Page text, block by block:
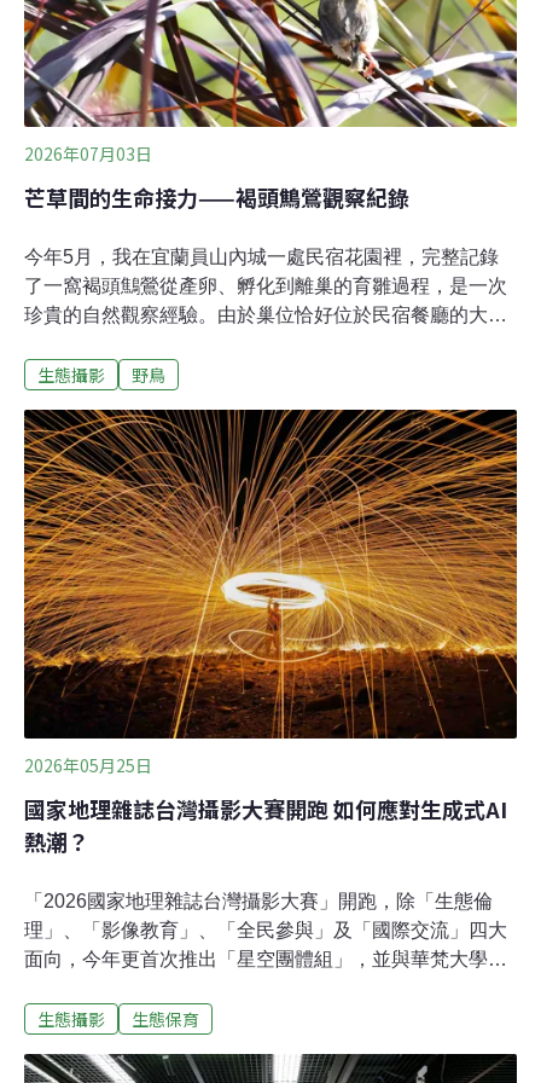
2026年07月03日
芒草間的生命接力——褐頭鷦鶯觀察紀錄
今年5月，我在宜蘭員山內城一處民宿花園裡，完整記錄
了一窩褐頭鷦鶯從產卵、孵化到離巢的育雛過程，是一次
珍貴的自然觀察經驗。由於巢位恰好位於民宿餐廳的大落
驚擾親鳥的情況下，得以長時間記錄牠們的繁殖行為。芒
巢。巢體利用葉片纖維與細草編織而成，由於體積小巧，
且材質顏色與周遭枯芒草相近，巧妙地融入了環境中。即
使距離民宿餐廳的大落地窗不遠，若非刻意尋找，仍難以
察覺其存在。繁殖期間，附近偶有中杜鵑活動，由於褐頭
鷦鶯是中杜鵑常見的寄主之一，因此我特別留意是否出現
托卵現象。然而整個繁殖期間，並未發現異常蛋型或寄生
跡象。親鳥的孵卵策略與行為巢內共有四枚蛋。我原本以
為褐頭鷦鶯會像黑枕藍鶲或朱鸝一樣，需要長時間待在巢
內孵蛋。然而實際觀察後卻發現，親鳥進出巢的時間相當
短暫，往往稍微停留便再度離開。
生態攝影 野鳥
2026年05月25日
國家地理雜誌台灣攝影大賽開跑 如何應對生成式AI
熱潮？
「2026國家地理雜誌台灣攝影大賽」開跑，除「生態倫
理」、「影像教育」、「全民參與」及「國際交流」四大
面向，今年更首次推出「星空團體組」，並與華梵大學首
坊。徵件將於8月31日截止。攝影大賽邁入10週年，面對
地理》雜誌繁體中文版總編輯李永適向《環境資訊中心》
生態攝影 生態保育